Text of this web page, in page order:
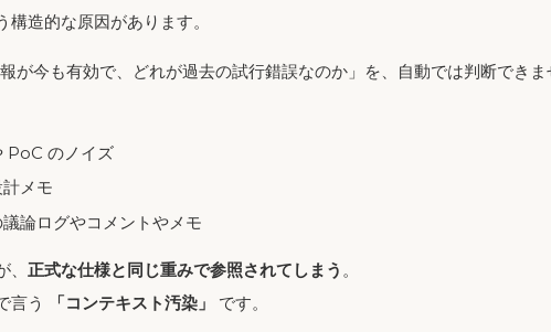
構造的な原因があります。
が今も有効で、どれが過去の試行錯誤なのか」を、自動では判断できま
PoC のノイズ
メモ
論ログやコメントやメモ
正式な仕様と同じ重みで参照されてしまう 。
言う
「コンテキスト汚染」 です。